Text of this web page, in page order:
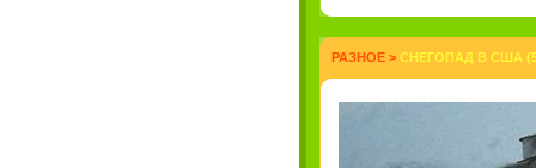
РАЗНОЕ > СНЕГОПАД В США